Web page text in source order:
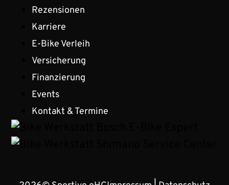
Rezensionen
Karriere
E-Bike Verleih
Versicherung
Finanzierung
Events
Kontakt & Termine